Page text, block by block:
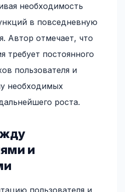
необходимость
в повседневную
Автор отмечает, что
требует постоянного
пользователя и
необходимых
роста.
и
пользователя и